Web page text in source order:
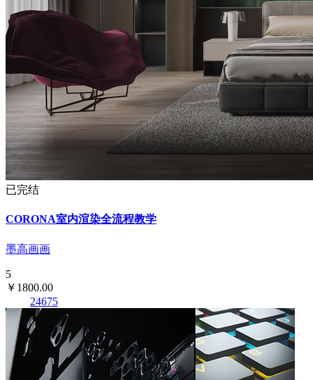
已完结
CORONA室内渲染全流程教学
墨高画画
5
￥1800.00
24675